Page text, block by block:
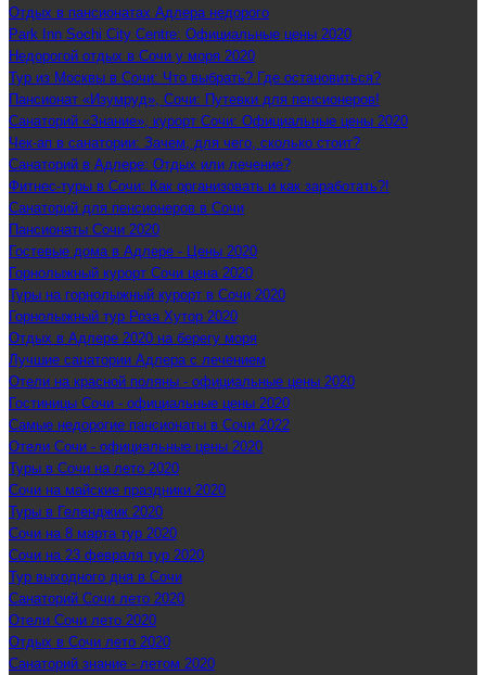
Отдых в пансионатах Адлера недорого
Park Inn Sochi City Centre: Официальные цены 2020
Недорогой отдых в Сочи у моря 2020
Тур из Москвы в Сочи: Что выбрать? Где остановиться?
Пансионат «Изумруд», Сочи: Путевки для пенсионеров!
Санаторий «Знание», курорт Сочи: Официальные цены 2020
Чек-ап в санатории: Зачем, для чего, сколько стоит?
Санаторий в Адлере: Отдых или лечение?
Фитнес-туры в Сочи: Как организовать и как заработать?!
Санаторий для пенсионеров в Сочи
Пансионаты Сочи 2020
Гостевые дома в Адлере - Цены 2020
Горнолыжный курорт Сочи цена 2020
Туры на горнолыжный курорт в Сочи 2020
Горнолыжный тур Роза Хутор 2020
Отдых в Адлере 2020 на берегу моря
Лучшие санатории Адлера с лечением
Отели на красной поляны - официальные цены 2020
Гостиницы Сочи - официальные цены 2020
Самые недорогие пансионаты в Сочи 2022
Отели Сочи - официальные цены 2020
Туры в Сочи на лето 2020
Сочи на майские праздники 2020
Туры в Геленджик 2020
Сочи на 8 марта тур 2020
Сочи на 23 февраля тур 2020
Тур выходного дня в Сочи
Санаторий Сочи лето 2020
Отели Сочи лето 2020
Отдых в Сочи лето 2020
Санаторий знание - летом 2020